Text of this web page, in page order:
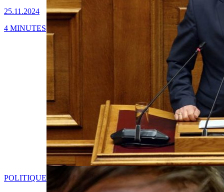
25.11.2024
4 MINUTES
POLITIQUE